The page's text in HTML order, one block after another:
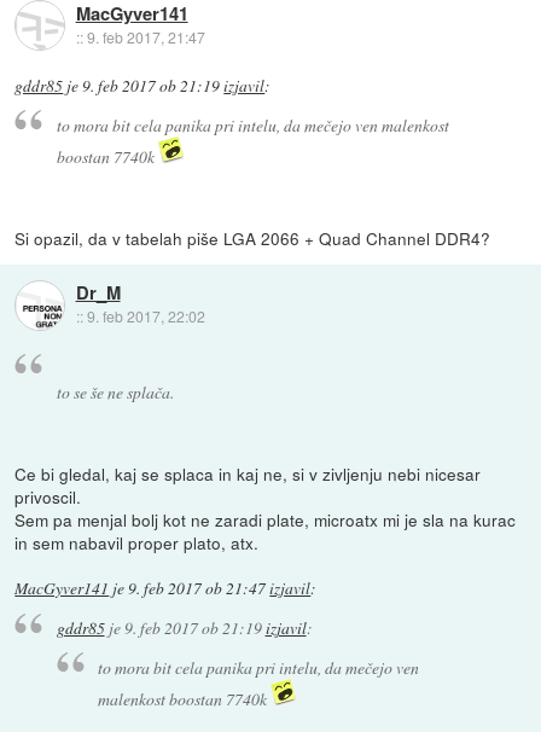
MacGyver141
::9. feb 2017, 21:47
gddr85 je 9. feb 2017 ob 21:19izjavil:
to mora bit cela panika pri intelu, da mečejo ven malenkost
boostan 7740k
Si opazil, da v tabelah piše LGA 2066 + Quad Channel DDR4?
Dr_M
::9. feb 2017, 22:02
to se še ne splača.
Ce bi gledal, kaj se splaca in kaj ne, si v zivljenju nebi nicesar
privoscil.
Sem pa menjal bolj kot ne zaradi plate, microatx mi je sla na kurac
in sem nabavil proper plato, atx.
MacGyver141 je9. feb 2017 ob 21:47izjavil:
gddr85je9. feb 2017 ob 21:19izjavil:
to mora bit cela panika pri intelu, da mečejo ven
malenkost boostan 7740k